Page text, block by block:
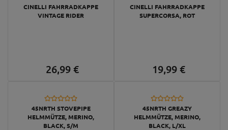
CINELLI FAHRRADKAPPE
VINTAGE RIDER
26,99€
CINELLI FAHRRADKAPPE
SUPERCORSA, ROT
19,99€
45NRTH STOVEPIPE
HELMMÜTZE, MERINO,
BLACK, S/M
45NRTH GREAZY
HELMMÜTZE, MERINO,
BLACK, L/XL